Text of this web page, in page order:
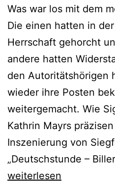
Was war los mit dem
Die einen hatten in
Herrschaft gehorcht
andere hatten
den Autoritätshörigen
wieder ihre Posten
weitergemacht. Wie
Kathrin Mayrs
Inszenierung von
„Deutschstunde –
weiterlesen